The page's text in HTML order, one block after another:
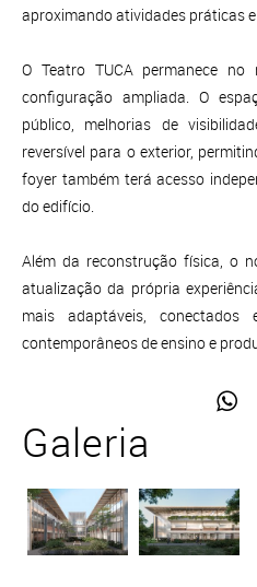
aproximando atividades práticas
O Teatro TUCA permanece
configuração ampliada. O
público, melhorias de
reversível para o exterior,
foyer também terá acesso
do edifício.
Além da reconstrução física, o
atualização da própria
mais adaptáveis,
contemporâneos de ensino e
Galeria